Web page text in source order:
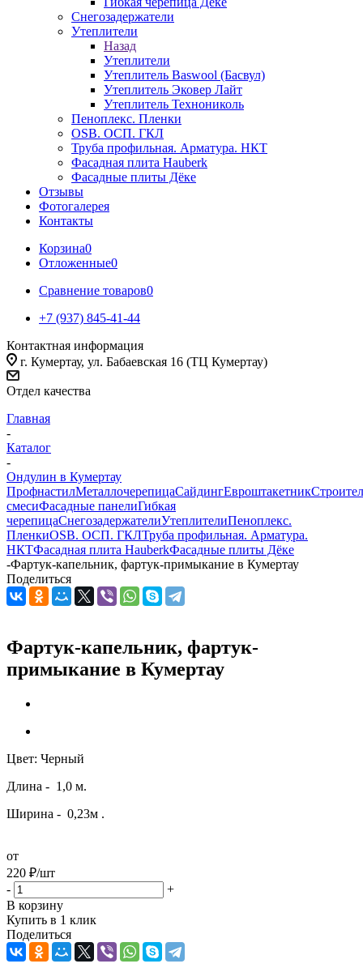
Снегозадержатели
Утеплители
Назад
Утеплители
Утеплитель Baswool (Басвул)
Утеплитель Эковер Лайт
Утеплитель Технониколь
Пеноплекс. Пленки
OSB. ОСП. ГКЛ
Труба профильная. Арматура. НКТ
Фасадная плита Hauberk
Фасадные плиты Дёке
Отзывы
Фотогалерея
Контакты
Корзина0
Отложенные0
Сравнение товаров0
+7 (937) 845-41-44
Контактная информация
г. Кумертау, ул. Бабаевская 16 (ТЦ Кумертау)
Отдел качества
Главная
-
Каталог
-
Ондулин в Кумертау
ПрофнастилМеталлочерепицаСайдингЕвроштакетник
смесиФасадные панелиГибкая
черепицаСнегозадержателиУтеплителиПеноплекс.
ПленкиOSB. ОСП. ГКЛТруба профильная. Арматура.
НКТФасадная плита HauberkФасадные плиты Дёке
-Фартук-капельник, фартук-примыкание в Кумертау
Поделиться
Фартук-капельник, фартук-
примыкание в Кумертау
Цвет: Черный
Длина - 1,0 м.
Ширина - 0,23м .
от
220 ₽/шт
-
+
В корзину
Купить в 1 клик
Поделиться